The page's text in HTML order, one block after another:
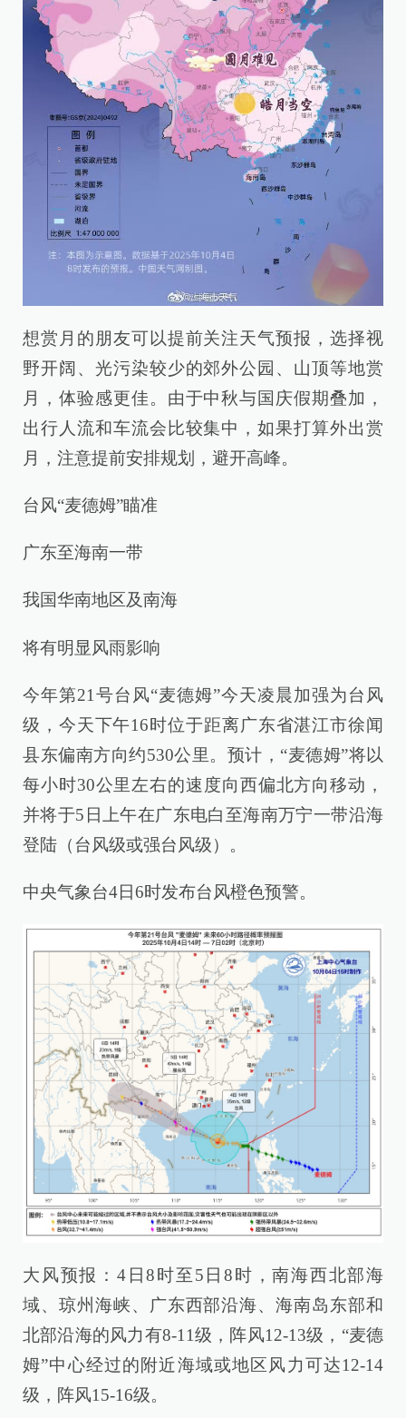
想赏月的朋友可以提前关注天气预报，选择视
野开阔、光污染较少的郊外公园、山顶等地赏
月，体验感更佳。由于中秋与国庆假期叠加，
出行人流和车流会比较集中，如果打算外出赏
月，注意提前安排规划，避开高峰。
台风“麦德姆”瞄准
广东至海南一带
我国华南地区及南海
将有明显风雨影响
今年第21号台风“麦德姆”今天凌晨加强为台风
级，今天下午16时位于距离广东省湛江市徐闻
县东偏南方向约530公里。预计，“麦德姆”将以
每小时30公里左右的速度向西偏北方向移动，
并将于5日上午在广东电白至海南万宁一带沿海
登陆（台风级或强台风级）。
中央气象台4日6时发布台风橙色预警。
大风预报：4日8时至5日8时，南海西北部海
域、琼州海峡、广东西部沿海、海南岛东部和
北部沿海的风力有8-11级，阵风12-13级，“麦德
姆”中心经过的附近海域或地区风力可达12-14
级，阵风15-16级。